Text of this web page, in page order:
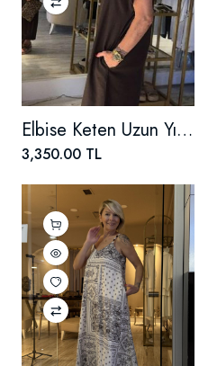
Elbise Keten Uzun Yırtmaçlı
3,350.00 TL